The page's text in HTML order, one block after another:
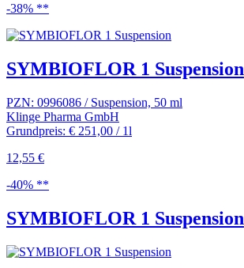
-38% **
SYMBIOFLOR 1 Suspension
PZN: 0996086 / Suspension, 50 ml
Klinge Pharma GmbH
Grundpreis: € 251,00 / 1l
12,55 €
-40% **
SYMBIOFLOR 1 Suspension